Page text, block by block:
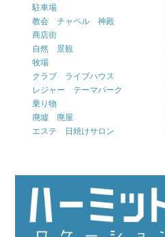
駐車場
教会 チャペル 神殿
商店街
自然 景観
牧場
クラブ ライブハウス
レジャー テーマパーク
乗り物
廃墟 廃屋
エステ 日焼けサロン